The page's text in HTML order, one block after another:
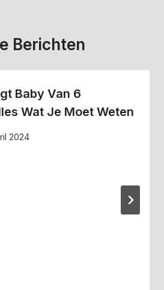
Berichten
Baby Van 6
Wat Je Moet Weten
2024